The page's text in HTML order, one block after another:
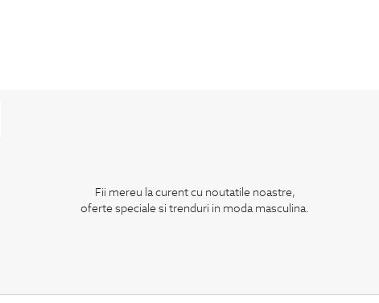
Fii mereu la curent cu noutatile noastre,
oferte speciale si trenduri in moda masculina.